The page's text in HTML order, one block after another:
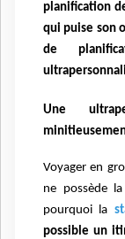
planification
qui puise son
de
Une
Voyager en
ne possède
pourquoi la
possible un